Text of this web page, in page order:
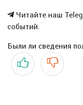
Читайте наш
событий.
Были ли сведения
Да Нет